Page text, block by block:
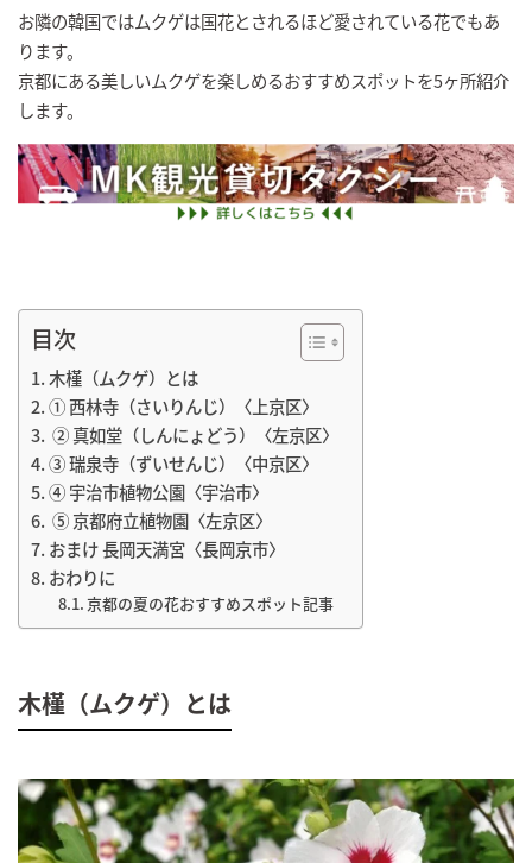
お隣の韓国ではムクゲは国花とされるほど愛されている花でもあ
ります。
京都にある美しいムクゲを楽しめるおすすめスポットを5ヶ所紹介
します。
目次
木槿（ムクゲ）とは
① 西林寺（さいりんじ）〈上京区〉
② 真如堂（しんにょどう）〈左京区〉
③ 瑞泉寺（ずいせんじ）〈中京区〉
④ 宇治市植物公園〈宇治市〉
⑤ 京都府立植物園〈左京区〉
おまけ 長岡天満宮〈長岡京市〉
おわりに
京都の夏の花おすすめスポット記事
木槿（ムクゲ）とは